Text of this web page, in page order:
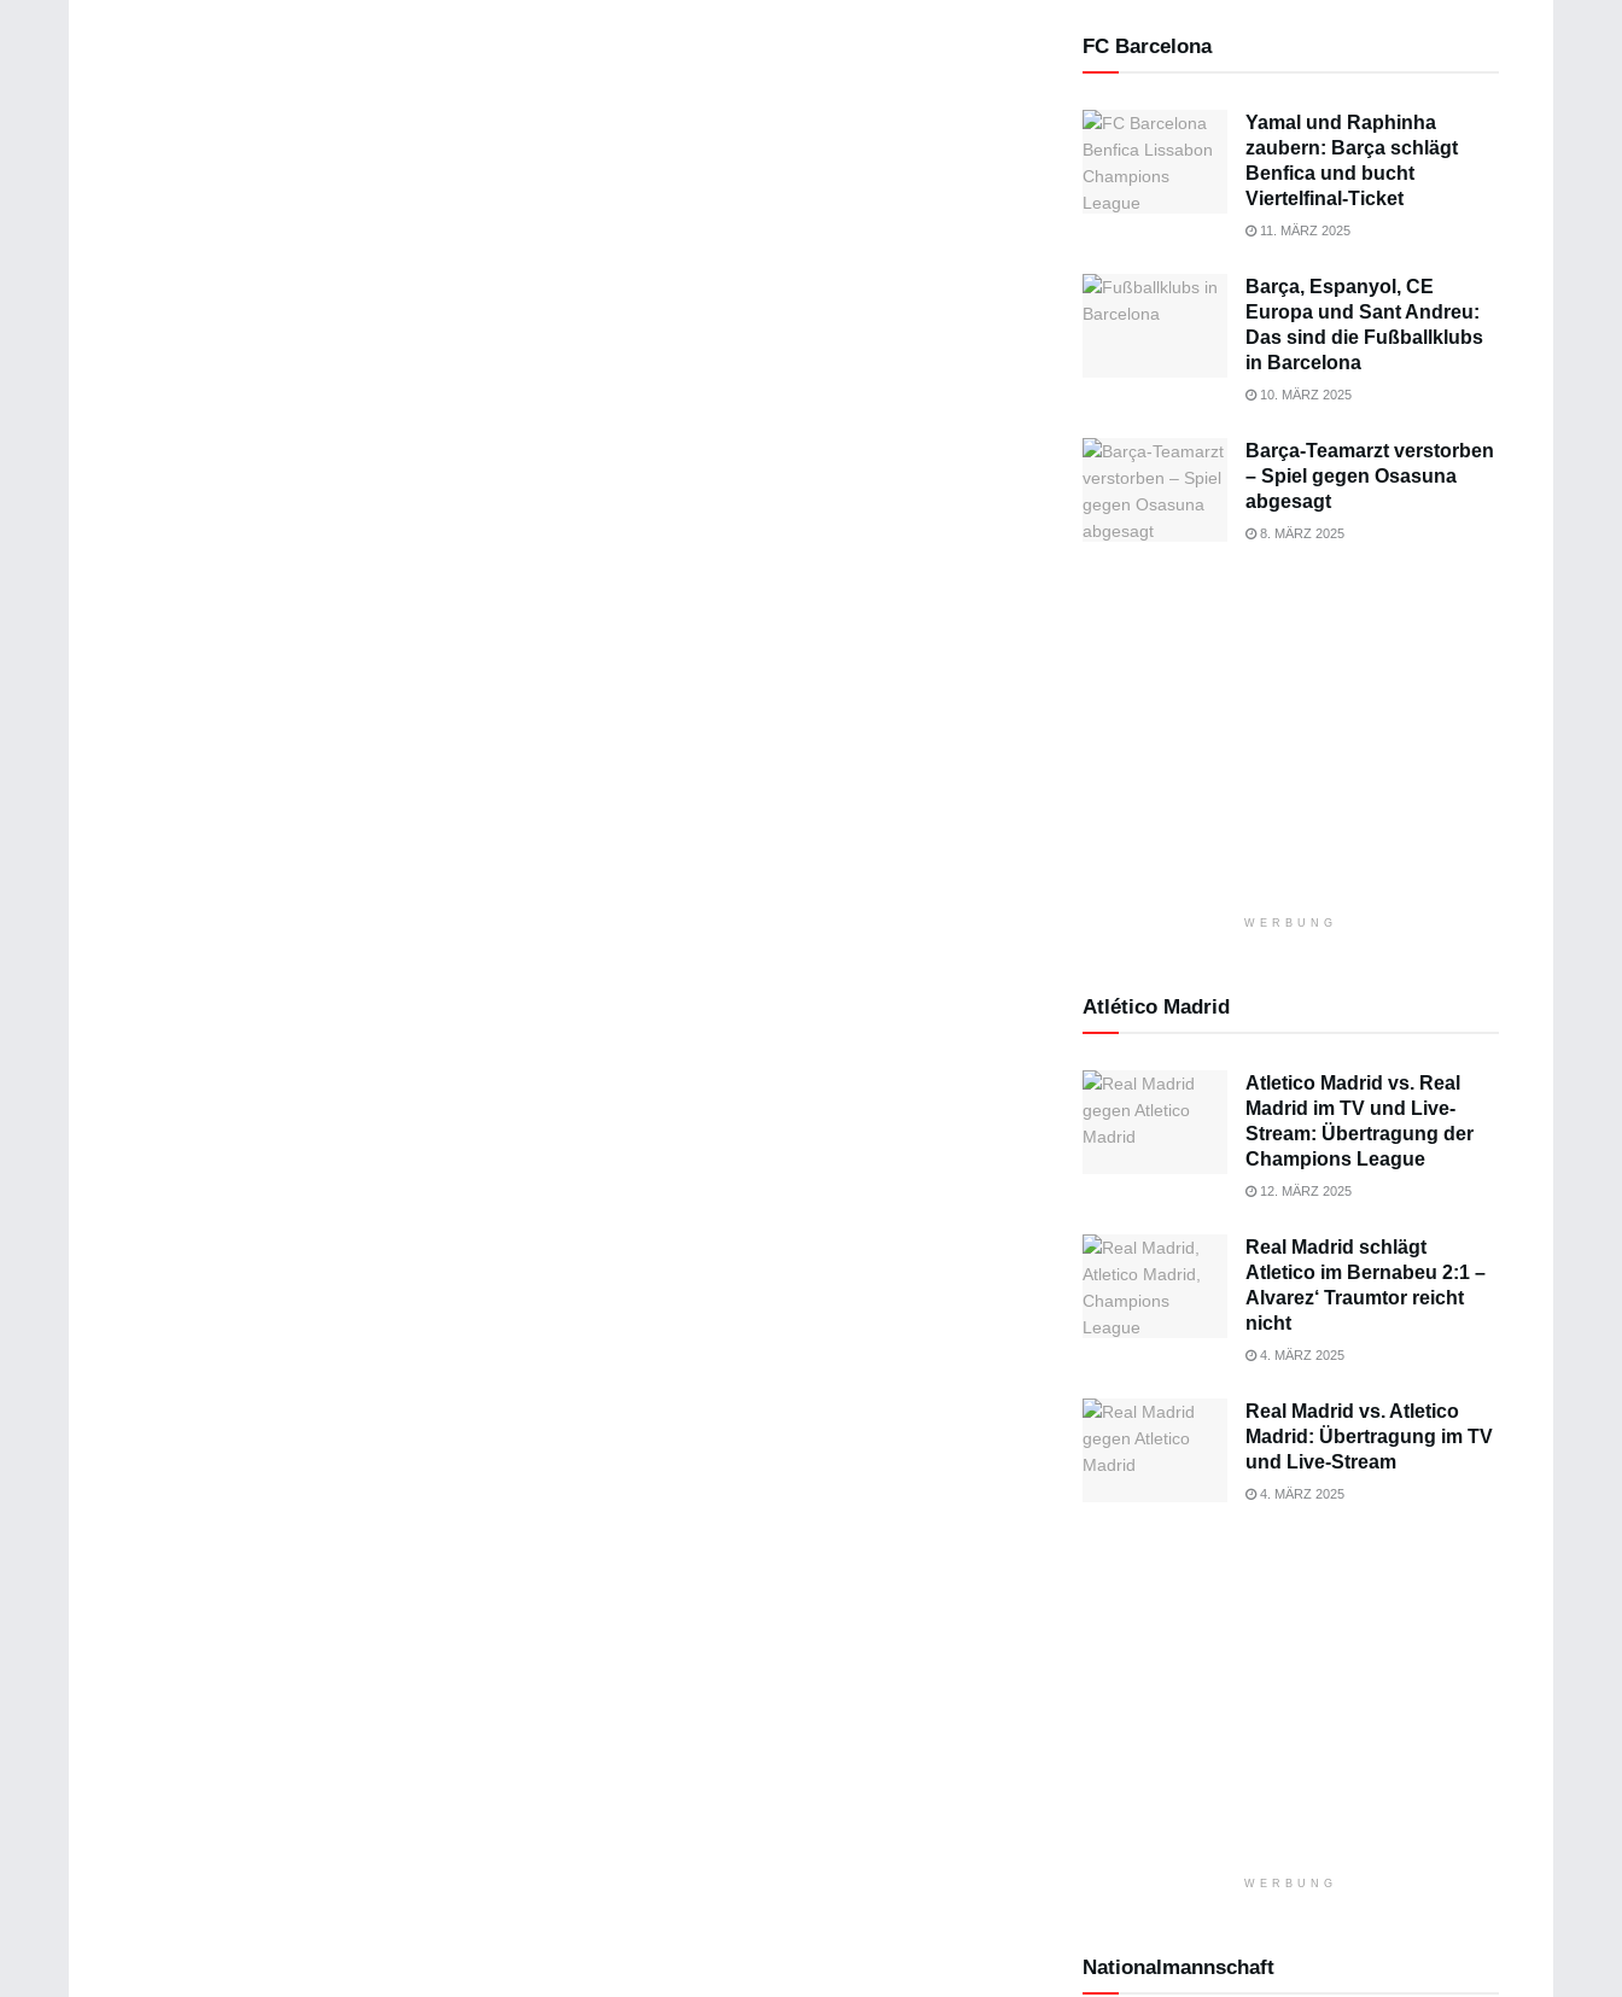
FC Barcelona
Yamal und Raphinha
zaubern: Barça schlägt
Benfica und bucht
Viertelfinal-Ticket
11. MÄRZ 2025
Barça, Espanyol, CE
Europa und Sant Andreu:
Das sind die Fußballklubs
in Barcelona
10. MÄRZ 2025
Barça-Teamarzt verstorben
– Spiel gegen Osasuna
abgesagt
8. MÄRZ 2025
WERBUNG
Atlético Madrid
Atletico Madrid vs. Real
Madrid im TV und Live-
Stream: Übertragung der
Champions League
12. MÄRZ 2025
Real Madrid schlägt
Atletico im Bernabeu 2:1 –
Alvarez‘ Traumtor reicht
nicht
4. MÄRZ 2025
Real Madrid vs. Atletico
Madrid: Übertragung im TV
und Live-Stream
4. MÄRZ 2025
WERBUNG
Nationalmannschaft